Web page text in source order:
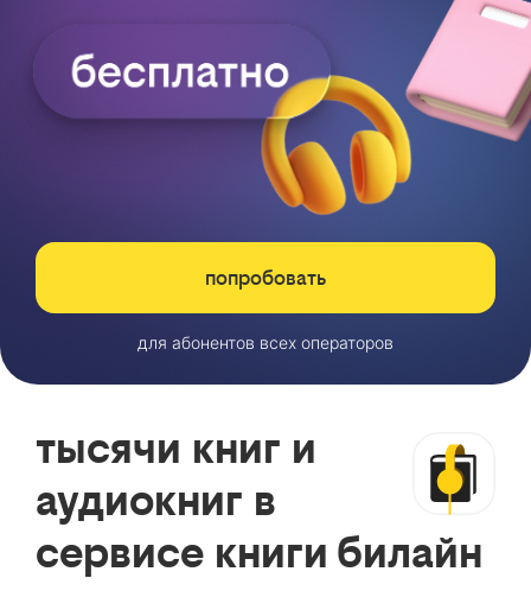
попробовать
для абонентов всех операторов
тысячи книг и
аудиокниг в
сервисе книги билайн